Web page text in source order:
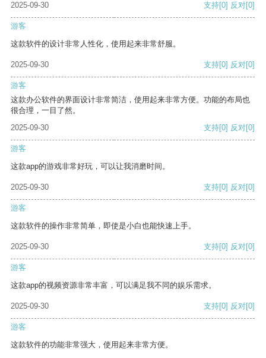
2025-09-30 支持[0] 反对[0]
游客
这款软件的设计非常人性化，使用起来非常舒服。
2025-09-30 支持[0] 反对[0]
游客
这款办公软件的界面设计非常简洁，使用起来非常方便。功能的布局也
很合理，一目了然。
2025-09-30
支持[0] 反对[0]
游客
这款app的游戏非常好玩，可以让我消磨时间。
2025-09-30 支持[0] 反对[0]
游客
这款软件的操作非常简单，即使是小白也能快速上手。
2025-09-30 支持[0] 反对[0]
游客
这款app的视频资源非常丰富，可以满足我不同的娱乐需求。
2025-09-30 支持[0] 反对[0]
游客
这款软件的功能非常强大，使用起来非常方便。